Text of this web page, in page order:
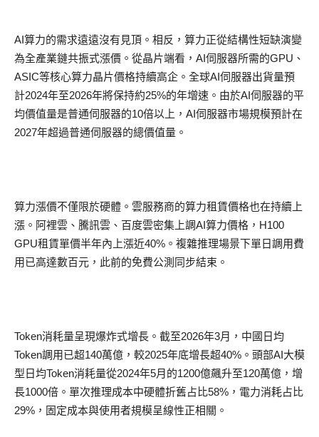
AI算力的需求遠遠沒有見頂。相反，算力正從結構性短缺演變
為全產業鏈共振式漲價。從晶片端看， AI伺服器所需的GPU 、
ASIC等核心算力晶片價格持續高企。全球AI伺服器出貨量預
計2024年至2026年將保持約25%的年增速。由於AI伺服器的平
均價值量是普通伺服器的10倍以上， AI伺服器市場規模預計在
2027年超過普通伺服器的總價值量。
算力漲價不僅限於硬體。雲服務商的算力租賃價格也在持續上
漲。阿裡雲、騰訊雲、百度雲密集上調AI算力價格， H100
GPU租賃單價半年內上漲近40% 。複雜推理場景下單日調用費
用已高達數百元，此前的免費公測同步結束。
Token消耗量呈現爆炸式增長。截至2026年3月，中國日均
Token調用已超140萬億，較2025年底增長超40% 。頭部AI大模
型日均Token消耗量從2024年5月的1200億飆升至120萬億，增
長1000倍。單次推理成本中硬體折舊占比58% ，電力消耗占比
29% ，固定成本與使用者規模呈線性正相關。